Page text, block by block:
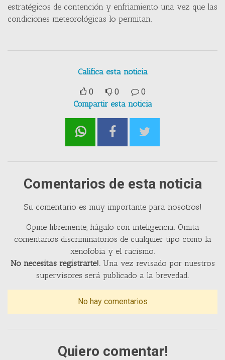
estratégicos de contención y enfriamiento una vez que las
condiciones meteorológicas lo permitan.
Califica esta noticia
0 0
0
Compartir esta noticia
Comentarios de esta noticia
Su comentario es muy importante para nosotros!
Opine libremente, hágalo con inteligencia. Omita
comentarios discriminatorios de cualquier tipo como la
xenofobia y el racismo.
No necesitas registrarte!.Una vez revisado por nuestros
supervisores será publicado a la brevedad.
No hay comentarios
Quiero comentar!